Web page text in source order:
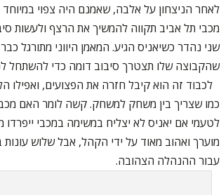
לאחר הניצחון על אלבה, שאמנם היה צפוי
מכבי תל אביב תקווה להמשיך את הרצף ולעשות
שני נהדר כשיאניס הגיע. המאמן היווני מתורגל
שהקבוצה שלו תצטרך סיבוב דומה כדי להשתחל
לכבוד זה הוא קיבל חזרה את הפצועים, ואפילו
כמו שצריך בין משחק למשחק. קשה לומר האם
לטעמי אם יאניס לא יצליח במשימה במכבי
מוערך ואהוב מאוד על ידי הקהל, אבל שלוש עונות
עבור ההנהלה הצהובה.